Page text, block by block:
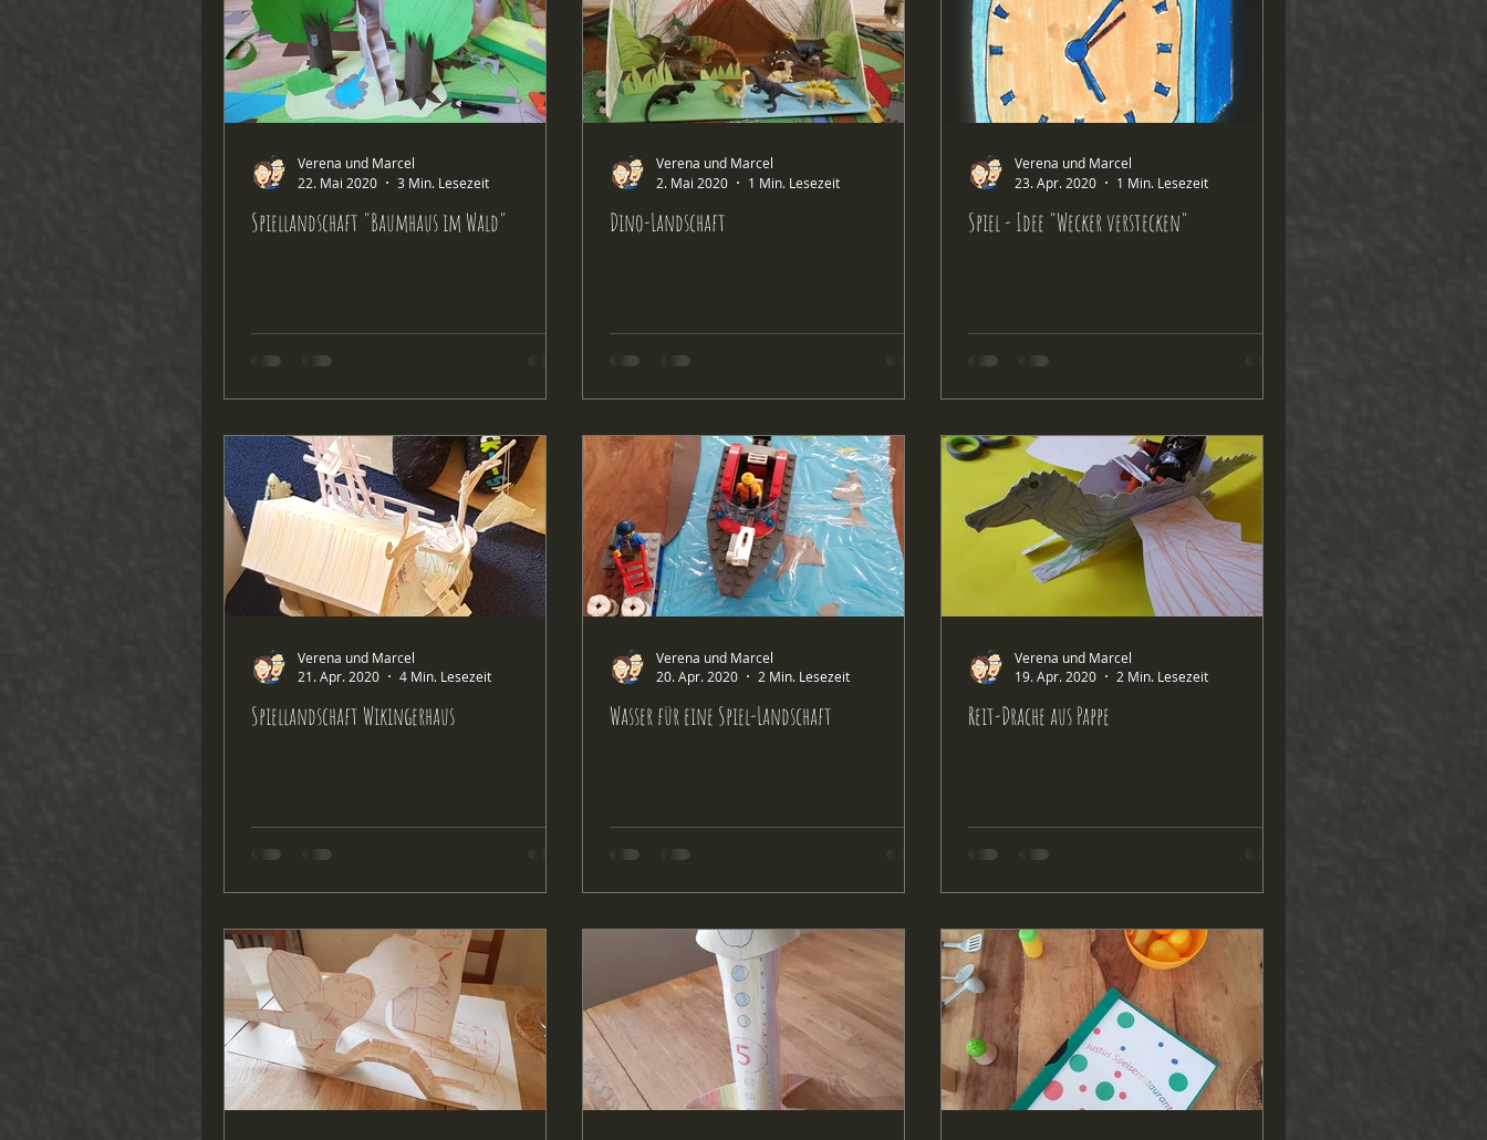
Spiellandschaft "Baumhaus im Wald"
Verena und Marcel
22. Mai 2020
3 Min. Lesezeit
Dino-Landschaft
Verena und Marcel
2. Mai 2020
1 Min. Lesezeit
Spiel - Idee "Wecker verstecken"
Verena und Marcel
23. Apr. 2020
1 Min. Lesezeit
Spiellandschaft Wikingerhaus
Verena und Marcel
21. Apr. 2020
4 Min. Lesezeit
Wasser für eine Spiel-Landschaft
Verena und Marcel
20. Apr. 2020
2 Min. Lesezeit
Reit-Drache aus Pappe
Verena und Marcel
19. Apr. 2020
2 Min. Lesezeit